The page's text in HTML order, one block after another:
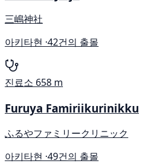
三嶋神社
아키타현 ·42건의 출몰
진료소 658 m
Furuya Famiriikurinikku
ふるやファミリークリニック
아키타현 ·49건의 출몰